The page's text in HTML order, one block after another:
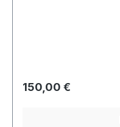
Regulärer Preis:
150,00 €